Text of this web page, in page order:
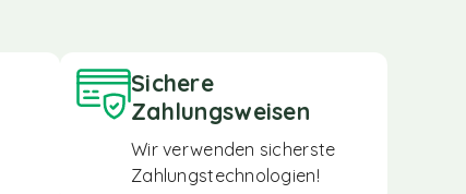
Sichere
Zahlungsweisen
Wir verwenden sicherste
Zahlungstechnologien!